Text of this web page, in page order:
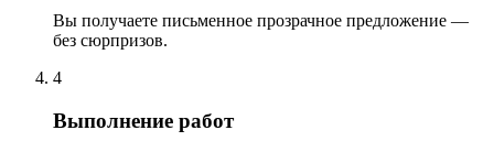
Вы получаете письменное прозрачное предложение —
без сюрпризов.
4
Выполнение работ